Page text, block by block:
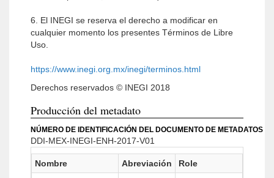
6. El INEGI se reserva el derecho a modificar en
cualquier momento los presentes Términos de Libre
Uso.
https://www.inegi.org.mx/inegi/terminos.html
Derechos reservados © INEGI 2018
Producción del metadato
NÚMERO DE IDENTIFICACIÓN DEL DOCUMENTO DE METADATOS
DDI-MEX-INEGI-ENH-2017-V01
Nombre Abreviación
Role